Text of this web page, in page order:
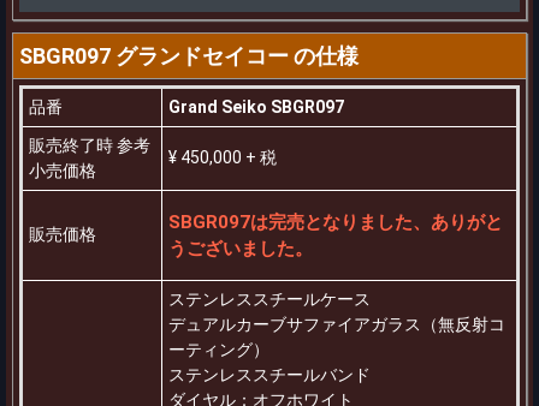
SBGR097 グランドセイコー の仕様
品番
Grand Seiko SBGR097
販売終了時 参考
小売価格
¥ 450,000 + 税
販売価格
SBGR097は完売となりました、ありがと
うございました。
ステンレススチールケース
デュアルカーブサファイアガラス（無反射コ
ーティング）
ステンレススチールバンド
ダイヤル：オフホワイト